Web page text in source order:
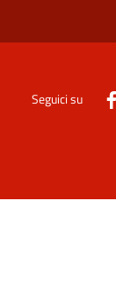
Seguici su